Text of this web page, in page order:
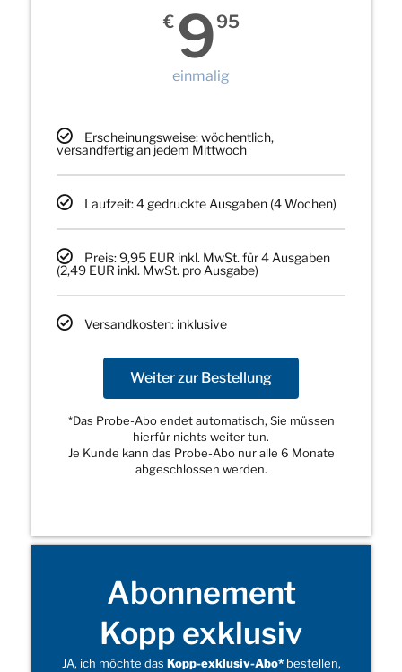
€ 995
einmalig
Erscheinungsweise: wöchentlich,
versandfertig an jedem Mittwoch
Laufzeit: 4 gedruckte Ausgaben (4 Wochen)
Preis: 9,95 EUR inkl. MwSt. für 4 Ausgaben
(2,49 EUR inkl. MwSt. pro Ausgabe)
Versandkosten: inklusive
Weiter zur Bestellung
*Das Probe-Abo endet automatisch, Sie müssen
hierfür nichts weiter tun.
Je Kunde kann das Probe-Abo nur alle 6 Monate
abgeschlossen werden.
Abonnement
Kopp exklusiv
JA, ich möchte das Kopp-exklusiv-Abo*bestellen,